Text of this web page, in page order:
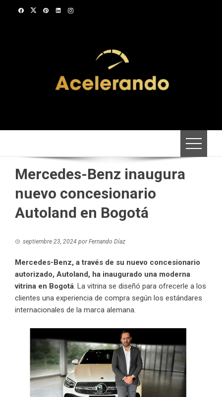
Mercedes-Benz inaugura
nuevo concesionario
Autoland en Bogotá
septiembre 23, 2024 porFernando Díaz
Mercedes-Benz, a través de su nuevo concesionario
autorizado, Autoland, ha inaugurado una moderna
vitrina en Bogotá. La vitrina se diseñó para ofrecerle a los
clientes una experiencia de compra según los estándares
internacionales de la marca alemana.